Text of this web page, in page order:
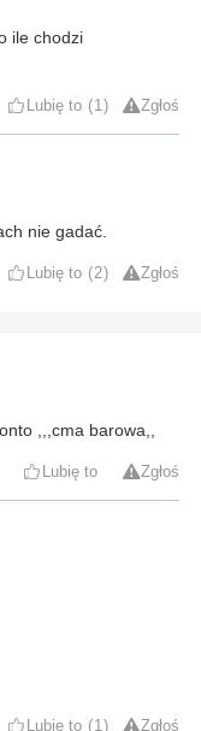
ile chodzi
Lubię to 1 Zgłoś
nie gadać.
Lubię to 2 Zgłoś
,,,cma barowa,,
Lubię to Zgłoś
Lubię to 1 Zgłoś